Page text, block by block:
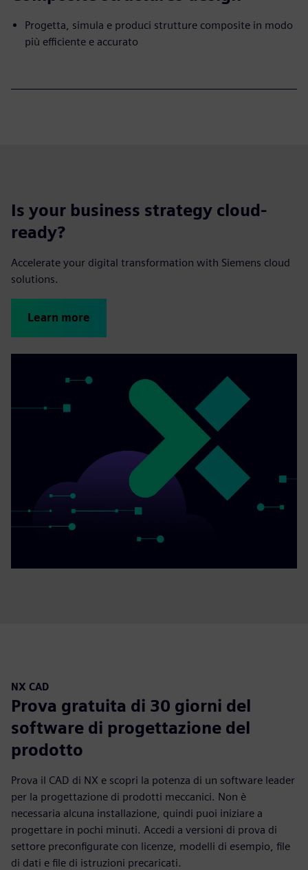
Progetta, simula e produci strutture composite in modo
più efficiente e accurato
Is your business strategy cloud-
ready?
Accelerate your digital transformation with Siemens cloud
solutions.
Learn more
NX CAD
Prova gratuita di 30 giorni del
software di progettazione del
prodotto
Prova il CAD di NX e scopri la potenza di un software leader
per la progettazione di prodotti meccanici. Non è
necessaria alcuna installazione, quindi puoi iniziare a
progettare in pochi minuti. Accedi a versioni di prova di
settore preconfigurate con licenze, modelli di esempio, file
di dati e file di istruzioni precaricati.